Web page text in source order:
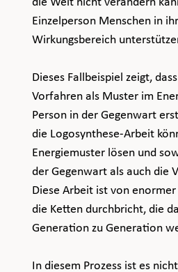
die Welt nicht verändern
Einzelperson Menschen in
Wirkungsbereich
Dieses Fallbeispiel zeigt,
Vorfahren als Muster im
Person in der Gegenwart
die Logosynthese-Arbeit
Energiemuster lösen und
der Gegenwart als auch die
Diese Arbeit ist von
die Ketten durchbricht, die
Generation zu Generation
In diesem Prozess ist es